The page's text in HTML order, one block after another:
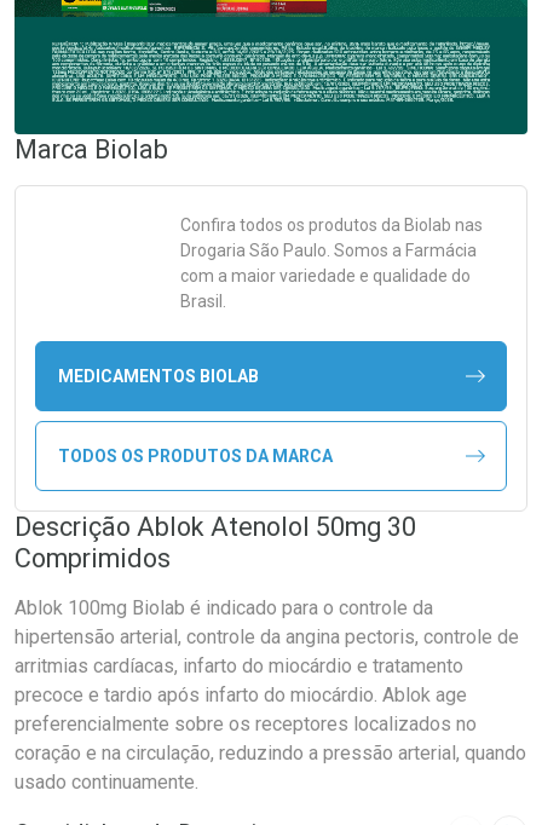
Marca Biolab
Confira todos os produtos da Biolab nas
Drogaria São Paulo. Somos a Farmácia
com a maior variedade e qualidade do
Brasil.
MEDICAMENTOS BIOLAB
TODOS OS PRODUTOS DA MARCA
Descrição Ablok Atenolol 50mg 30
Comprimidos
Ablok 100mg Biolab é indicado para o controle da
hipertensão arterial, controle da angina pectoris, controle de
arritmias cardíacas, infarto do miocárdio e tratamento
precoce e tardio após infarto do miocárdio. Ablok age
preferencialmente sobre os receptores localizados no
coração e na circulação, reduzindo a pressão arterial, quando
usado continuamente.